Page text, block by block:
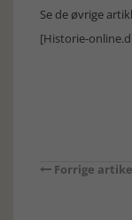
Se de øvrige
[Historie-
Forrige